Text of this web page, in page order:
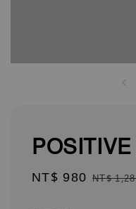
Sale
NT$ 980 NT$